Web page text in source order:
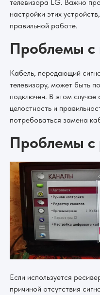
телевизора LG. Важно
настройки этих
правильной работе.
Проблемы с
Кабель, передающий
телевизору, может быть
подключен. В этом случае
целостность и
потребоваться замена
Проблемы с
Если используется
причиной отсутствия